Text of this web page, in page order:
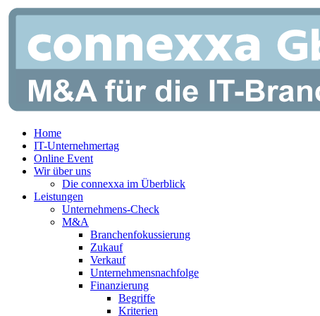
Zum
springen
Home
IT-Unternehmertag
Online Event
Wir über uns
Die connexxa im Überblick
Leistungen
Unternehmens-Check
M&A
Branchenfokussierung
Zukauf
Verkauf
Unternehmensnachfolge
Finanzierung
Begriffe
Kriterien